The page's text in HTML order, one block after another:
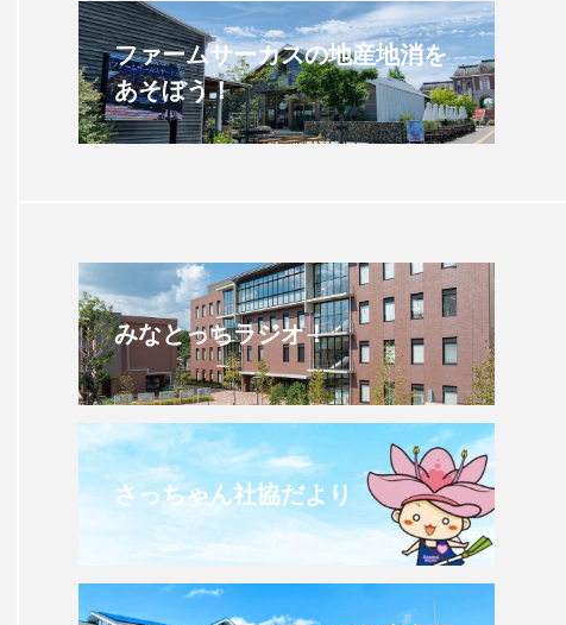
2025年
4年生 6年生
CROSSING 心の交差点
ファームサーカスの地産地消を
あそぼう！
みなとっちラジオ！
さっちゃん社協だより